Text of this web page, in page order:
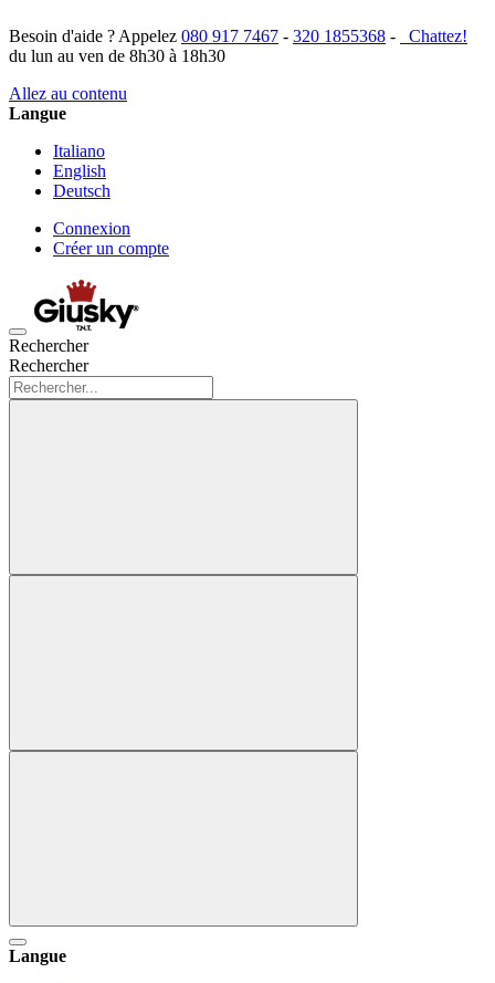
Besoin d'aide ? Appelez 080 917 7467 - 320 1855368 -
Chattez!
du lun au ven de 8h30 à 18h30
Allez au contenu
Langue
Italiano
English
Deutsch
Connexion
Créer un compte
Rechercher
Rechercher
Langue